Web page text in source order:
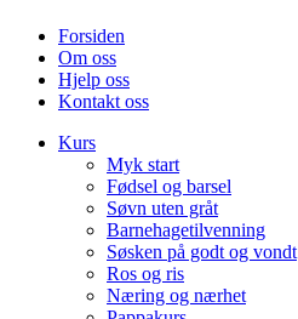
Forsiden
Om oss
Hjelp oss
Kontakt oss
Kurs
Myk start
Fødsel og barsel
Søvn uten gråt
Barnehagetilvenning
Søsken på godt og vondt
Ros og ris
Næring og nærhet